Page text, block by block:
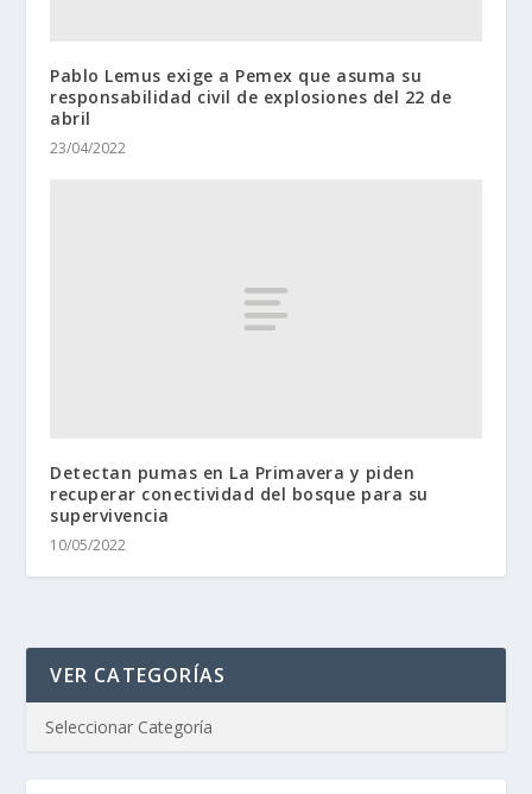
Pablo Lemus exige a Pemex que asuma su
responsabilidad civil de explosiones del 22 de
abril
23/04/2022
Detectan pumas en La Primavera y piden
recuperar conectividad del bosque para su
supervivencia
10/05/2022
VER CATEGORÍAS